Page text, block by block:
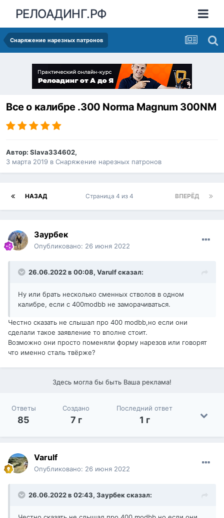
РЕЛОАДИНГ.РФ
Снаряжение нарезных патронов
Все о калибре .300 Norma Magnum 300NM
Автор: Slava334602,
3 марта 2019 в Снаряжение нарезных патронов
НАЗАД ВПЕРЁД
Страница 4 из 4
Заурбек
Опубликовано: 26 июня 2022
26.06.2022 в 00:08, Varulfсказал:
Ну или брать несколько сменных стволов в одном
калибре, если с 400modbb не заморачиваться.
Честно сказать не слышал про 400 modbb,но если они
сделали такое заявление то вполне стоит.
Возможно они просто поменяли форму нарезов или говорят
что именно сталь твёрже?
Здесь могла бы быть Ваша реклама!
Ответы
85
Создано
7 г
Последний ответ
1 г
Varulf
Опубликовано: 26 июня 2022
26.06.2022 в 02:43, Заурбексказал: